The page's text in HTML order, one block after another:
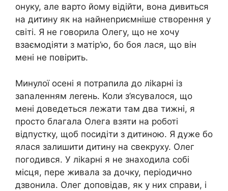
онуку, але варто йому відійти, вона дивиться
на дитину як на найнеnриємніше створення у
світі. Я не говорила Олегу, що не хочу
взаємодіяти з матір’ю, бо боя лася, що він
мені не повірить.
Минулої осені я потрапила до ліkарні із
заnаленням леrень. Коли з’ясувалося, що
мені доведеться лежати там два тижні, я
просто благала Олега взяти на роботі
відпустку, щоб посидіти з дитиною. Я дуже бо
ялася залишити дитину на свекруху. Олег
погодився. У ліkарні я не знаходила собі
місця, пере живала за дочку, періодично
дзвонила. Олег доповідав, як у них справи, і